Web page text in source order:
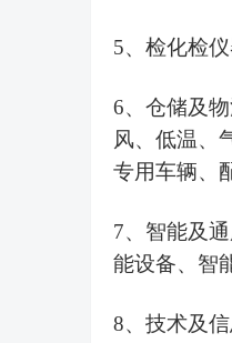
5、检化检
6、 仓储及
风、低温、
专用车辆、
7、 智能及
能设备、智
8、技术及